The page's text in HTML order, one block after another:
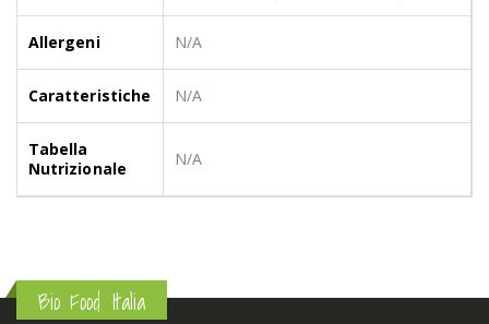
Allergeni N/A
Caratteristiche N/A
Tabella
Nutrizionale
N/A
Bio Food Italia